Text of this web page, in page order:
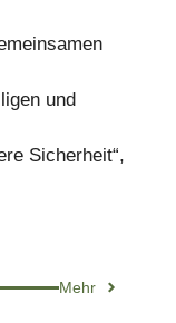
und
Sicherheit“,
Mehr